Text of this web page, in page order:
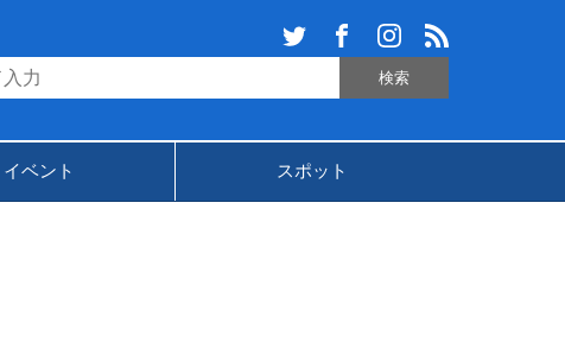
イベント スポット